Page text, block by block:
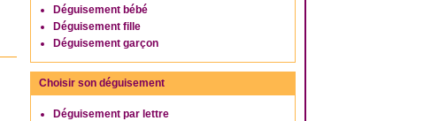
Déguisement bébé
Déguisement fille
Déguisement garçon
Choisir son déguisement
Déguisement par lettre